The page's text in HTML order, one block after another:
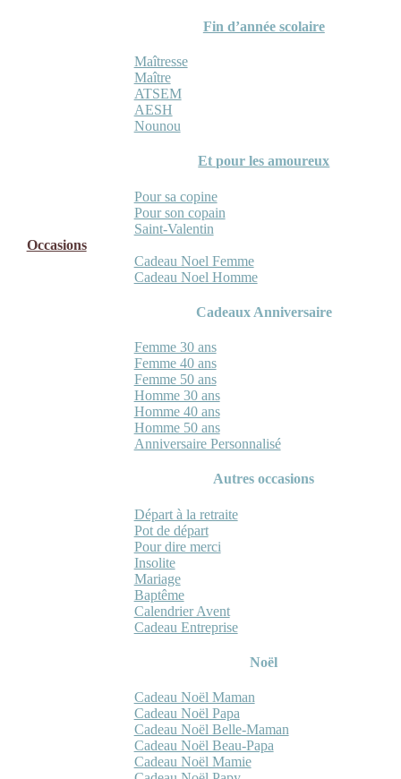
Fin d’année scolaire
Maîtresse
Maître
ATSEM
AESH
Nounou
Et pour les amoureux
Pour sa copine
Pour son copain
Saint-Valentin
Occasions
Cadeau Noel Femme
Cadeau Noel Homme
Cadeaux Anniversaire
Femme 30 ans
Femme 40 ans
Femme 50 ans
Homme 30 ans
Homme 40 ans
Homme 50 ans
Anniversaire Personnalisé
Autres occasions
Départ à la retraite
Pot de départ
Pour dire merci
Insolite
Mariage
Baptême
Calendrier Avent
Cadeau Entreprise
Noël
Cadeau Noël Maman
Cadeau Noël Papa
Cadeau Noël Belle-Maman
Cadeau Noël Beau-Papa
Cadeau Noël Mamie